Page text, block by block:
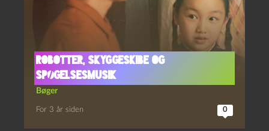
Robotter, skyggeskibe og
spøgelsesmusik
Bøger
For 3 år siden 0